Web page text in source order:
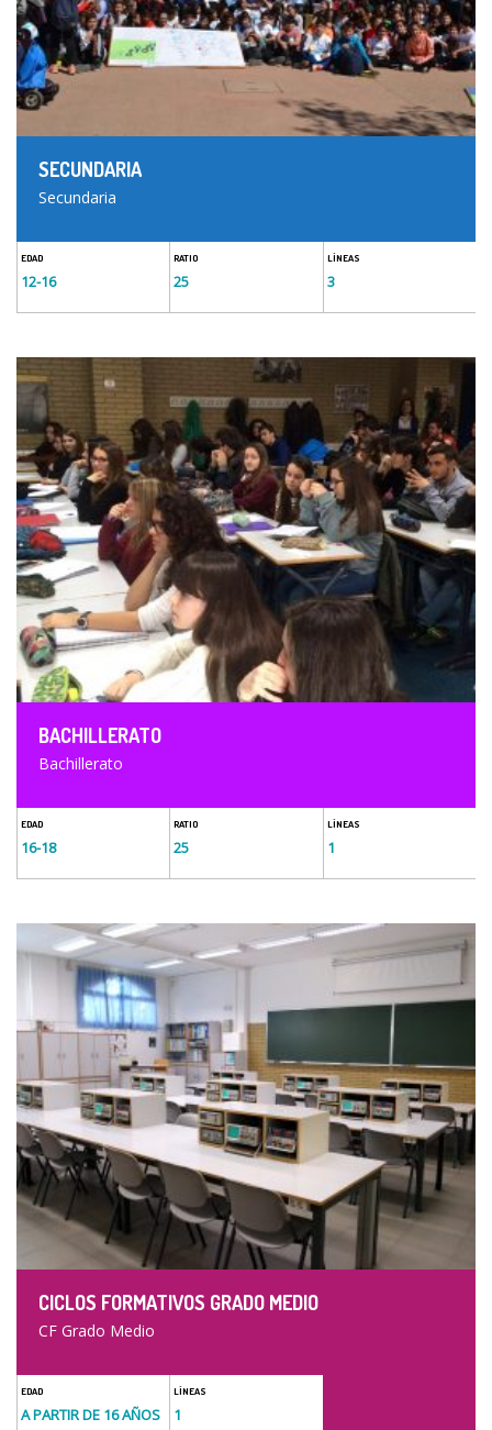
SECUNDARIA
Secundaria
EDAD
12-16
RATIO
25
LÍNEAS
3
BACHILLERATO
Bachillerato
EDAD
16-18
RATIO
25
LÍNEAS
1
CICLOS FORMATIVOS GRADO MEDIO
CF Grado Medio
EDAD
A PARTIR DE 16 AÑOS
LÍNEAS
1